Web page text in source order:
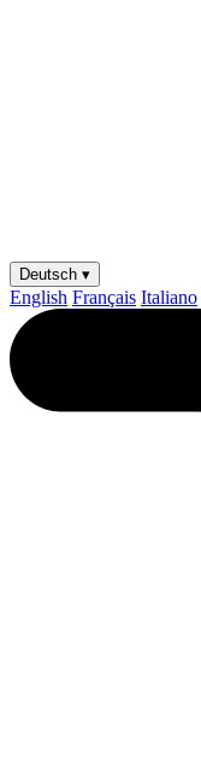
Deutsch ▾
English Français Italiano